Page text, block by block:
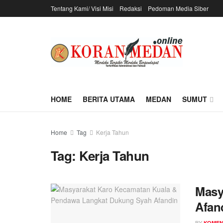
Tentang Kami/ Visi Misi Redaksi Pedoman Media Siber
HOME BERITA UTAMA MEDAN SUMUT
Home Tag Kerja Tahun
Tag: Kerja Tahun